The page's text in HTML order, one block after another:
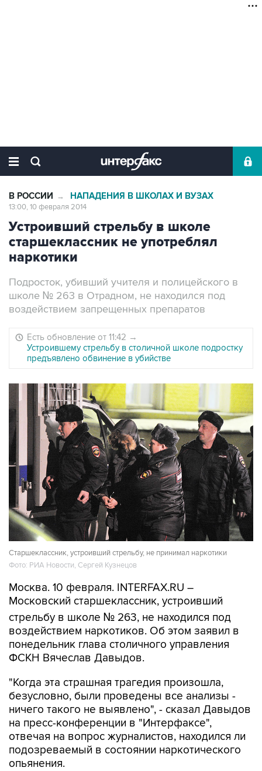
В РОССИИ → НАПАДЕНИЯ В ШКОЛАХ И ВУЗАХ
13:00, 10 февраля 2014
Устроивший стрельбу в школе
старшеклассник не употреблял
наркотики
Подросток, убивший учителя и полицейского в
школе № 263 в Отрадном, не находился под
воздействием запрещенных препаратов
Есть обновление от 11:42 →
Устроившему стрельбу в столичной школе подростку
предъявлено обвинение в убийстве
Старшеклассник, устроивший стрельбу, не принимал наркотики
Фото: РИА Новости, Сергей Кузнецов
Москва. 10 февраля. INTERFAX.RU –
Московский старшеклассник, устроивший
стрельбу в школе № 263, не находился под
воздействием наркотиков. Об этом заявил в
понедельник глава столичного управления
ФСКН Вячеслав Давыдов.
"Когда эта страшная трагедия произошла,
безусловно, были проведены все анализы -
ничего такого не выявлено", - сказал Давыдов
на пресс-конференции в "Интерфаксе",
отвечая на вопрос журналистов, находился ли
подозреваемый в состоянии наркотического
опьянения.